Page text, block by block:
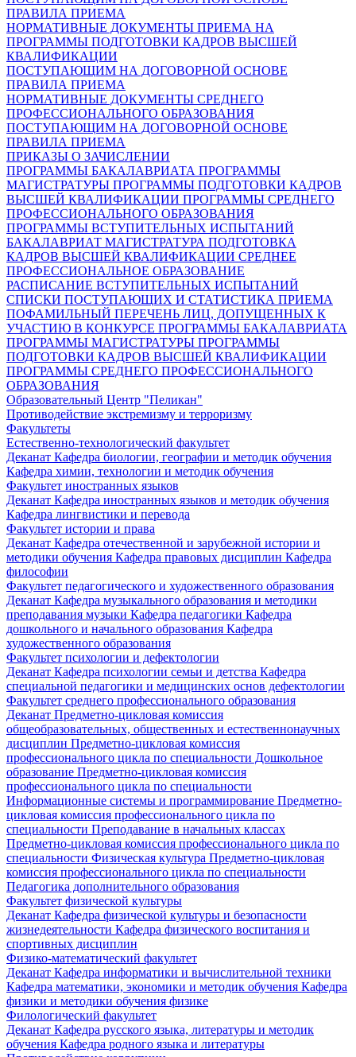
ПРАВИЛА ПРИЕМА
НОРМАТИВНЫЕ ДОКУМЕНТЫ ПРИЕМА НА
ПРОГРАММЫ ПОДГОТОВКИ КАДРОВ ВЫСШЕЙ
КВАЛИФИКАЦИИ
ПОСТУПАЮЩИМ НА ДОГОВОРНОЙ ОСНОВЕ
ПРАВИЛА ПРИЕМА
НОРМАТИВНЫЕ ДОКУМЕНТЫ СРЕДНЕГО
ПРОФЕССИОНАЛЬНОГО ОБРАЗОВАНИЯ
ПОСТУПАЮЩИМ НА ДОГОВОРНОЙ ОСНОВЕ
ПРАВИЛА ПРИЕМА
ПРИКАЗЫ О ЗАЧИСЛЕНИИ
ПРОГРАММЫ БАКАЛАВРИАТА ПРОГРАММЫ
МАГИСТРАТУРЫ ПРОГРАММЫ ПОДГОТОВКИ КАДРОВ
ВЫСШЕЙ КВАЛИФИКАЦИИ ПРОГРАММЫ СРЕДНЕГО
ПРОФЕССИОНАЛЬНОГО ОБРАЗОВАНИЯ
ПРОГРАММЫ ВСТУПИТЕЛЬНЫХ ИСПЫТАНИЙ
БАКАЛАВРИАТ МАГИСТРАТУРА ПОДГОТОВКА
КАДРОВ ВЫСШЕЙ КВАЛИФИКАЦИИ СРЕДНЕЕ
ПРОФЕССИОНАЛЬНОЕ ОБРАЗОВАНИЕ
РАСПИСАНИЕ ВСТУПИТЕЛЬНЫХ ИСПЫТАНИЙ
СПИСКИ ПОСТУПАЮЩИХ И СТАТИСТИКА ПРИЕМА
ПОФАМИЛЬНЫЙ ПЕРЕЧЕНЬ ЛИЦ, ДОПУЩЕННЫХ К
УЧАСТИЮ В КОНКУРСЕ ПРОГРАММЫ БАКАЛАВРИАТА
ПРОГРАММЫ МАГИСТРАТУРЫ ПРОГРАММЫ
ПОДГОТОВКИ КАДРОВ ВЫСШЕЙ КВАЛИФИКАЦИИ
ПРОГРАММЫ СРЕДНЕГО ПРОФЕССИОНАЛЬНОГО
ОБРАЗОВАНИЯ
Образовательный Центр "Пеликан"
Противодействие экстремизму и терроризму
Факультеты
Естественно-технологический факультет
Деканат Кафедра биологии, географии и методик обучения
Кафедра химии, технологии и методик обучения
Факультет иностранных языков
Деканат Кафедра иностранных языков и методик обучения
Кафедра лингвистики и перевода
Факультет истории и права
Деканат Кафедра отечественной и зарубежной истории и
методики обучения Кафедра правовых дисциплин Кафедра
философии
Факультет педагогического и художественного образования
Деканат Кафедра музыкального образования и методики
преподавания музыки Кафедра педагогики Кафедра
дошкольного и начального образования Кафедра
художественного образования
Факультет психологии и дефектологии
Деканат Кафедра психологии семьи и детства Кафедра
специальной педагогики и медицинских основ дефектологии
Факультет среднего профессионального образования
Деканат Предметно-цикловая комиссия
общеобразовательных, общественных и естественнонаучных
дисциплин Предметно-цикловая комиссия
профессионального цикла по специальности Дошкольное
образование Предметно-цикловая комиссия
профессионального цикла по специальности
Информационные системы и программирование Предметно-
цикловая комиссия профессионального цикла по
специальности Преподавание в начальных классах
Предметно-цикловая комиссия профессионального цикла по
специальности Физическая культура Предметно-цикловая
комиссия профессионального цикла по специальности
Педагогика дополнительного образования
Факультет физической культуры
Деканат Кафедра физической культуры и безопасности
жизнедеятельности Кафедра физического воспитания и
спортивных дисциплин
Физико-математический факультет
Деканат Кафедра информатики и вычислительной техники
Кафедра математики, экономики и методик обучения Кафедра
физики и методики обучения физике
Филологический факультет
Деканат Кафедра русского языка, литературы и методик
обучения Кафедра родного языка и литературы